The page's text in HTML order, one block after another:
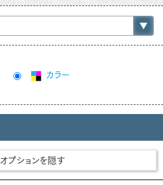
カラー
オプションを隠す